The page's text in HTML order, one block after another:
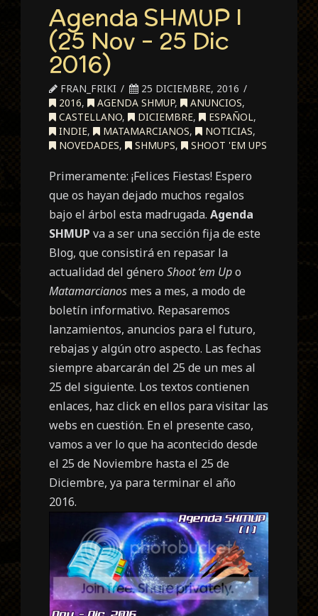
Agenda SHMUP I
(25 Nov – 25 Dic
2016)
FRAN_FRIKI
25 DICIEMBRE, 2016
2016, AGENDA SHMUP, ANUNCIOS,
CASTELLANO, DICIEMBRE, ESPAÑOL,
INDIE, MATAMARCIANOS, NOTICIAS,
NOVEDADES, SHMUPS, SHOOT 'EM UPS
Primeramente: ¡Felices Fiestas! Espero
que os hayan dejado muchos regalos
bajo el árbol esta madrugada.Agenda
SHMUP va a ser una sección fija de este
Blog, que consistirá en repasar la
actualidad del géneroShoot ‘em Upo
Matamarcianos mes a mes, a modo de
boletín informativo. Repasaremos
lanzamientos, anuncios para el futuro,
rebajas y algún otro aspecto. Las fechas
siempre abarcarán del 25 de un mes al
25 del siguiente. Los textos contienen
enlaces, haz click en ellos para visitar las
webs en cuestión. En el presente caso,
vamos a ver lo que ha acontecido desde
el 25 de Noviembre hasta el 25 de
Diciembre, ya para terminar el año
2016.